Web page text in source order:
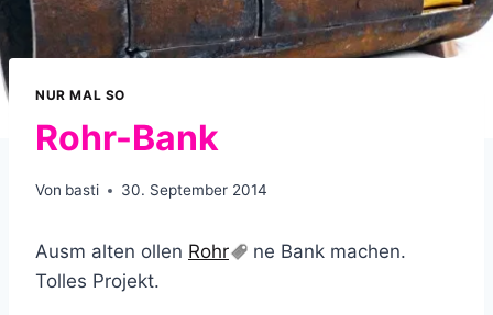
NUR MAL SO
Rohr-Bank
Von basti 30. September 2014
Ausm alten ollen Rohr
ne Bank machen.
Tolles Projekt.